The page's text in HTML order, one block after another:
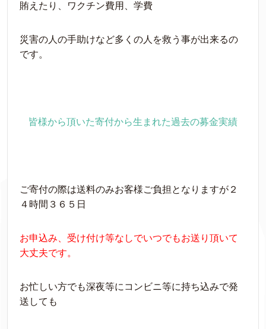
賄えたり、ワクチン費用、学費
災害の人の手助けなど多くの人を救う事が出来るの
です。
皆様から頂いた寄付から生まれた過去の募金実績
ご寄付の際は送料のみお客様ご負担となりますが２
４時間３６５日
お申込み、受け付け等なしでいつでもお送り頂いて
大丈夫です。
お忙しい方でも深夜等にコンビニ等に持ち込みで発
送しても